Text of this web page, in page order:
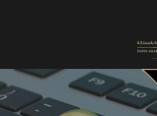
الإجراءات القضائية عبر المنصات الإلكترونية،
قضية خلع الكتروني في السعودية
، مما يوفر
الراغبات في إنهاء العلاقة الزوجية